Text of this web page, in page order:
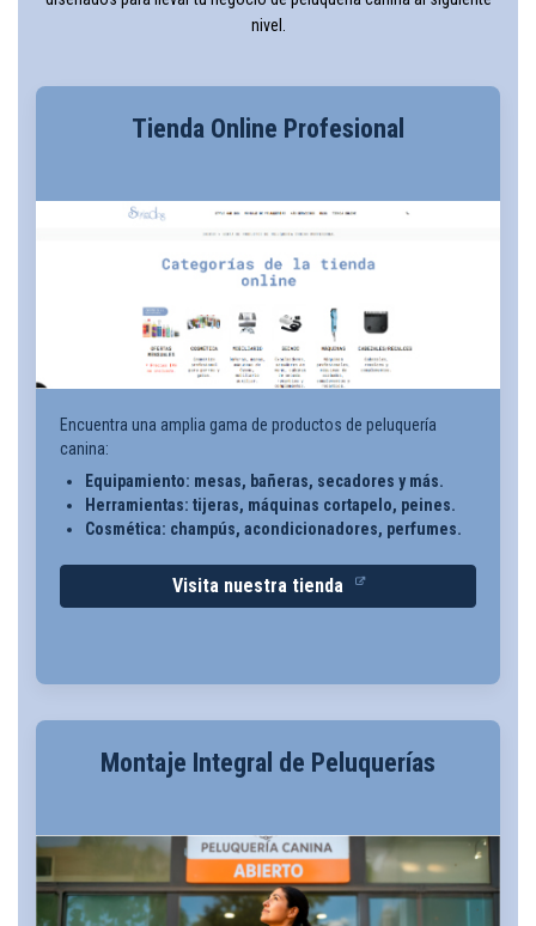
nivel.
Tienda Online Profesional
Encuentra una amplia gama de productos de peluquería
canina:
Equipamiento: mesas, bañeras, secadores y más.
Herramientas: tijeras, máquinas cortapelo, peines.
Cosmética: champús, acondicionadores, perfumes.
Visita nuestra tienda
Montaje Integral de Peluquerías